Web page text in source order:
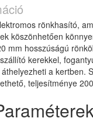
rönkhasító,
köszönhetően
mm hosszúságú
kerekkel,
a kertben.
teljesítménye